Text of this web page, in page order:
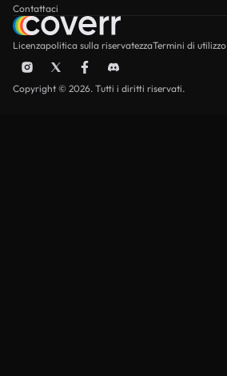
Contattaci
Licenzapolitica sulla riservatezzaTermini di utilizzo
Copyright © 2026. Tutti i diritti riservati.